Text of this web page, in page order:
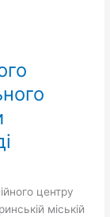
центру
міській